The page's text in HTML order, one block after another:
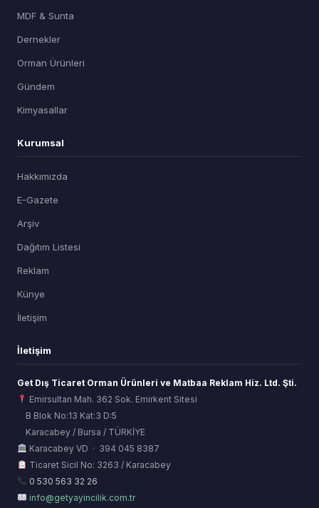
MDF & Sunta
Dernekler
Orman Ürünleri
Gündem
Kimyasallar
Kurumsal
Hakkımızda
E-Gazete
Arşiv
Dağıtım Listesi
Reklam
Künye
İletişim
İletişim
Get Dış Ticaret Orman Ürünleri ve Matbaa Reklam Hiz. Ltd. Şti.
Emirsultan Mah. 362 Sok. Emirkent Sitesi
B Blok No:13 Kat:3 D:5
Karacabey / Bursa / TÜRKİYE
Karacabey VD · 394 045 8387
Ticaret Sicil No: 3263 / Karacabey
0 530 563 32 26
info@getyayincilik.com.tr
ORSİAD AI
Sektörel Hafıza Asistanı